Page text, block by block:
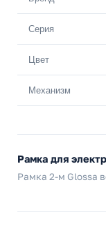
Серия
Цвет
Механизм
Рамка для
Рамка 2-м Glossa